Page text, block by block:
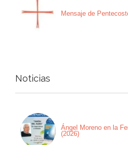
Mensaje de
Noticias
Ángel Moreno en la
(2026)